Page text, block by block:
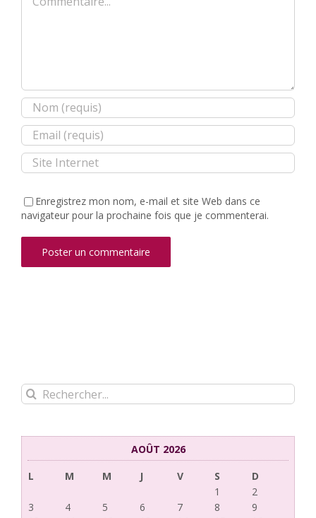
Enregistrez mon nom, e-mail et site Web dans ce
navigateur pour la prochaine fois que je commenterai.
Rechercher:
AOÛT 2026
L
M M J V S
D
1
2
3
4 5 6 7 8
9